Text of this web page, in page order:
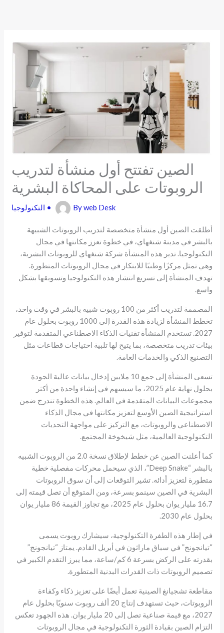
الصين تفتتح أول منشأة لتدريب
الروبوتات على المحاكاة البشرية
التكنولوجيا • Byweb Desk
أطلقت الصين أول منشأة متخصصة لتدريب الروبوتات الشبيهة
بالبشر في مدينة شنغهاي، في خطوة تعزز مكانتها في مجال
التكنولوجيا. تدير هذه المنشأة شركة شنغهاي للروبوتات البشرية،
وهي تمثل مركزًا وطنيًا للابتكار في مجال الروبوتات المتطورة.
تهدف المنشأة إلى تسريع انتشار هذه التكنولوجيا وتسويقها بشكل
واسع.
المصممة لتدريب أكثر من 100 روبوت شبيه بالبشر في وقت واحد،
تخطط المنشأة لزيادة هذه القدرة إلى 1000 روبوت بحلول عام
2027. تستخدم المنشأة تقنيات الذكاء الاصطناعي المتقدمة لتوفير
بيئات تدريب متخصصة، بما يتيح لها تلبية احتياجات قطاعات مثل
التصنيع الذكي والخدمات العامة.
تسعى المنشأة إلى جمع 10 ملايين إدخال بيانات عالية الجودة
بحلول نهاية عام 2025، ما سيسهم في إنشاء واحدة من أكثر
مجموعات البيانات المتقدمة في العالم. هذه الخطوة تندرج ضمن
استراتيجية الصين الأوسع لتعزيز مكانتها في مجال الذكاء
الاصطناعي والروبوتات، مع التركيز على مواجهة التحديات
التكنولوجية العالمية، مثل شيخوخة المجتمع.
كما أعلنت الصين عن خطط لإطلاق نسخة 2.0 من الروبوت الشبيه
بالبشر “Deep Snake”، الذي سيحمل محركات مفصلية خطية
متطورة لتعزيز أدائه. تشير التوقعات إلى أن سوق الروبوتات
البشرية في الصين سينمو بسرعة، ومن المتوقع أن تصل قيمته إلى
16.7 مليار يوان بحلول عام 2025، مع تجاوز القيمة 86 مليار يوان
بحلول عام 2030.
في إطار هذه الطفرة التكنولوجية، سيشارك روبوت يسمى
“تيانجونج” في سباق ماراثون في أبريل القادم. يمتاز “تيانجونج”
بقدرته على الركض بسرعة 6 كم/ساعة، مما يبرز التقدم الكبير في
تصميم الروبوتات ذات القدرات البدنية المتطورة.
مقاطعة تشجيانغ الصينية تعمل أيضًا على تعزيز ذكاء وكفاءة
الروبوتات، حيث تستهدف إنتاج 20 ألف روبوت سنويًا بحلول عام
2027، مع قيمة صناعية تصل إلى 20 مليار يوان. هذه الجهود تعكس
التزام الصين بقيادة الثورة التكنولوجية في مجال الروبوتات